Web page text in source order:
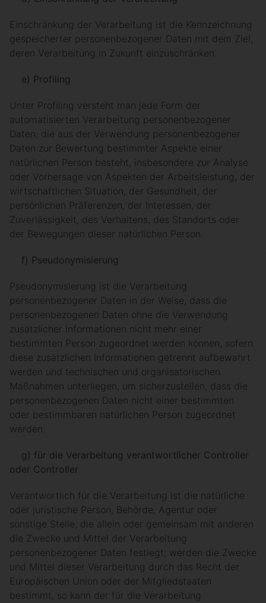
Einschränkung der Verarbeitung ist die Kennzeichnung
gespeicherter personenbezogener Daten mit dem Ziel,
deren Verarbeitung in Zukunft einzuschränken.
e) Profiling
Unter Profiling versteht man jede Form der
automatisierten Verarbeitung personenbezogener
Daten, die aus der Verwendung personenbezogener
Daten zur Bewertung bestimmter Aspekte einer
natürlichen Person besteht, insbesondere zur Analyse
oder Vorhersage von Aspekten der Arbeitsleistung, der
wirtschaftlichen Situation, der Gesundheit, der
persönlichen Präferenzen, der Interessen, der
Zuverlässigkeit, des Verhaltens, des Standorts oder
der Bewegungen dieser natürlichen Person.
f) Pseudonymisierung
Pseudonymisierung ist die Verarbeitung
personenbezogener Daten in der Weise, dass die
personenbezogenen Daten ohne die Verwendung
zusätzlicher Informationen nicht mehr einer
bestimmten Person zugeordnet werden können, sofern
diese zusätzlichen Informationen getrennt aufbewahrt
werden und technischen und organisatorischen
Maßnahmen unterliegen, um sicherzustellen, dass die
personenbezogenen Daten nicht einer bestimmten
oder bestimmbaren natürlichen Person zugeordnet
werden.
g) für die Verarbeitung verantwortlicher Controller
oder Controller
Verantwortlich für die Verarbeitung ist die natürliche
oder juristische Person, Behörde, Agentur oder
sonstige Stelle, die allein oder gemeinsam mit anderen
die Zwecke und Mittel der Verarbeitung
personenbezogener Daten festlegt; werden die Zwecke
und Mittel dieser Verarbeitung durch das Recht der
Europäischen Union oder der Mitgliedstaaten
bestimmt, so kann der für die Verarbeitung